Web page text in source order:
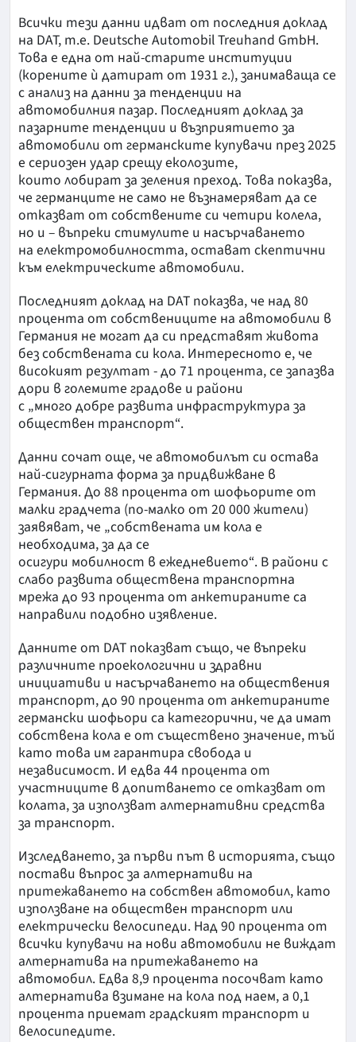
Всички тези данни идват от последния доклад
на DAT, т.е. Deutsche Automobil Treuhand GmbH.
Това е една от най-старите институции
(корените ѝ датират от 1931 г.), занимаваща се
с анализ на данни за тенденции на
автомобилния пазар. Последният доклад за
пазарните тенденции и възприятието за
автомобили от германските купувачи през 2025
е сериозен удар срещу еколозите,
които лобират за зеления преход. Това показва,
че германците не само не възнамеряват да се
отказват от собствените си четири колела,
но и – въпреки стимулите и насърчаването
на електромобилността, остават скептични
към електрическите автомобили.
Последният доклад на DAT показва, че над 80
процента от собствениците на автомобили в
Германия не могат да си представят живота
без собствената си кола. Интересното е, че
високият резултат - до 71 процента, се запазва
дори в големите градове и райони
с „много добре развита инфраструктура за
обществен транспорт“.
Данни сочат още, че автомобилът си остава
най-сигурната форма за придвижване в
Германия. До 88 процента от шофьорите от
малки градчета (по-малко от 20 000 жители)
заявяват, че „собствената им кола е
необходима, за да се
осигури мобилност в ежедневието“. В райони с
слабо развита обществена транспортна
мрежа до 93 процента от анкетираните са
направили подобно изявление.
Данните от DAT показват също, че въпреки
различните проекологични и здравни
инициативи и насърчаването на обществения
транспорт, до 90 процента от анкетираните
германски шофьори са категорични, че да имат
собствена кола е от съществено значение, тъй
като това им гарантира свобода и
независимост. И едва 44 процента от
участниците в допитването се отказват от
колата, за използват алтернативни средства
за транспорт.
Изследването, за първи път в историята, също
постави въпрос за алтернативи на
притежаването на собствен автомобил, като
използване на обществен транспорт или
електрически велосипеди. Над 90 процента от
всички купувачи на нови автомобили не виждат
алтернатива на притежаването на
автомобил. Едва 8,9 процента посочват като
алтернатива взимане на кола под наем, а 0,1
процента приемат градският транспорт и
велосипедите.